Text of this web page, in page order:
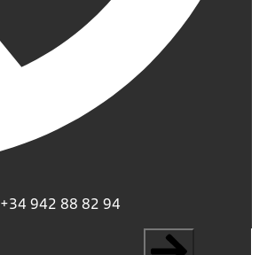
+34 942 88 82 94